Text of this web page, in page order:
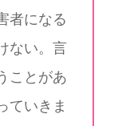
者になる
ない。言
ことがあ
ていきま